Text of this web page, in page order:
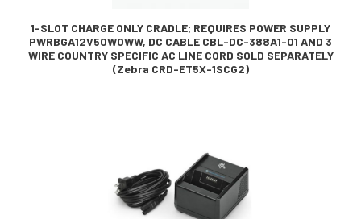
1-SLOT CHARGE ONLY CRADLE; REQUIRES POWER SUPPLY
PWRBGA12V50W0WW, DC CABLE CBL-DC-388A1-01 AND 3
WIRE COUNTRY SPECIFIC AC LINE CORD SOLD SEPARATELY
(Zebra CRD-ET5X-1SCG2)